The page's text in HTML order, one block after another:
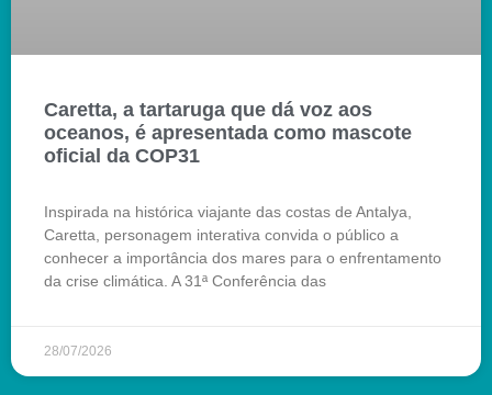
Caretta, a tartaruga que dá voz aos
oceanos, é apresentada como mascote
oficial da COP31
Inspirada na histórica viajante das costas de Antalya,
Caretta, personagem interativa convida o público a
conhecer a importância dos mares para o enfrentamento
da crise climática. A 31ª Conferência das
28/07/2026